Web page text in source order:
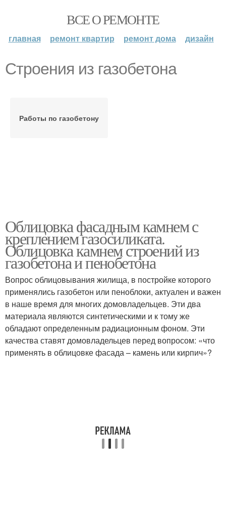
ВСЕ О РЕМОНТЕ
главная ремонт квартир ремонт дома дизайн
Строения из газобетона
Работы по газобетону
Облицовка фасадным камнем с
креплением газосиликата.
Облицовка камнем строений из
газобетона и пенобетона
Вопрос облицовывания жилища, в постройке которого
применялись газобетон или пеноблоки, актуален и важен
в наше время для многих домовладельцев. Эти два
материала являются синтетическими и к тому же
обладают определенным радиационным фоном. Эти
качества ставят домовладельцев перед вопросом: «что
применять в облицовке фасада – камень или кирпич»?